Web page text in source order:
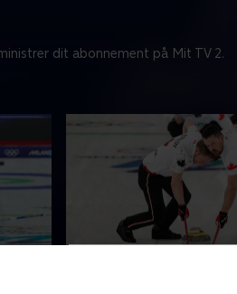
dit abonnement på Mit TV 2.